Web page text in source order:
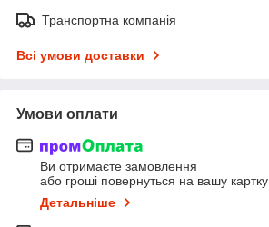
Транспортна компанія
Всі умови доставки
Умови оплати
Ви отримаєте замовлення
або гроші повернуться на вашу картку
Детальніше